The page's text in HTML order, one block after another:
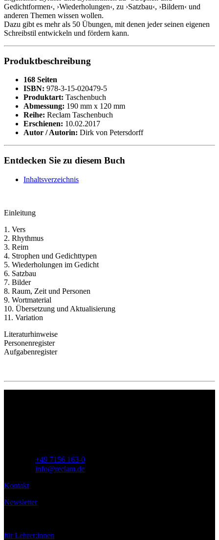
Gedichtformen‹, ›Wiederholungen‹, zu ›Satzbau‹, ›Bildern‹ und
anderen Themen wissen wollen.
Dazu gibt es mehr als 50 Übungen, mit denen jeder seinen eigenen
Schreibstil entwickeln und fördern kann.
Produktbeschreibung
168 Seiten
ISBN: 978-3-15-020479-5
Produktart: Taschenbuch
Abmessung: 190 mm x 120 mm
Reihe: Reclam Taschenbuch
Erschienen: 10.02.2017
Autor / Autorin: Dirk von Petersdorff
Entdecken Sie zu diesem Buch
Inhaltsverzeichnis
Einleitung
1. Vers
2. Rhythmus
3. Reim
4. Strophen und Gedichttypen
5. Wiederholungen im Gedicht
6. Satzbau
7. Bilder
8. Raum, Zeit und Personen
9. Wortmaterial
10. Übersetzung und Aktualisierung
11. Variation
Literaturhinweise
Personenregister
Aufgabenregister
+49 7156 163-0
info@reclam.de
Kontakt
Newsletter
für Lehrer:innen